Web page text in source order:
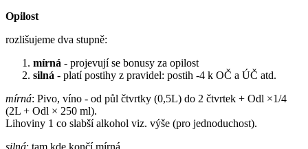
Opilost
rozlišujeme dva stupně:
mírná - projevují se bonusy za opilost
silná - platí postihy z pravidel: postih -4 k OČ a ÚČ atd.
mírná: Pivo, víno - od půl čtvrtky (0,5L) do 2 čtvrtek + Odl ×1/4
(2L + Odl × 250 ml).
Lihoviny 1 co slabší alkohol viz. výše (pro jednoduchost).
silná: tam kde končí mírná